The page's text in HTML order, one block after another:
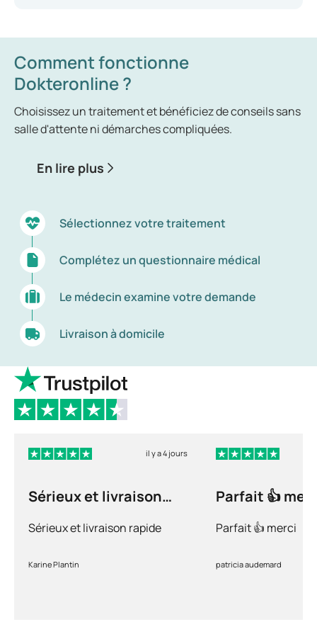
Comment fonctionne
Dokteronline ?
Choisissez un traitement et bénéficiez de conseils sans
salle d'attente ni démarches compliquées.
En lire plus
Sélectionnez votre traitement
Complétez un questionnaire médical
Le médecin examine votre demande
Livraison à domicile
il y a 4 jours
Sérieux et livraison
Sérieux et livraison rapide
Karine Plantin
Parfait 👍
Parfait 👍 merci
patricia audemard